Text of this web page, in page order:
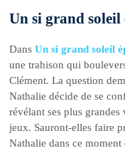
Un si grand
DansUn si grand soleil
une trahison qui
Clément. La question
Nathalie décide de se
révélant ses plus
jeux. Sauront-elles faire
Nathalie dans ce